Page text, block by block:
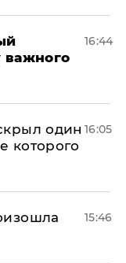
важного
16:44
один
которого
16:05
15:46